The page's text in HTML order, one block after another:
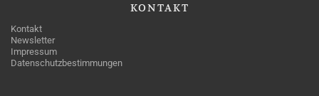
KONTAKT
Kontakt
Newsletter
Impressum
Datenschutzbestimmungen